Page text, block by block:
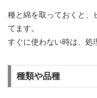
種と綿を取っておくと、
てます。
すぐに使わない時は、処
種類や品種